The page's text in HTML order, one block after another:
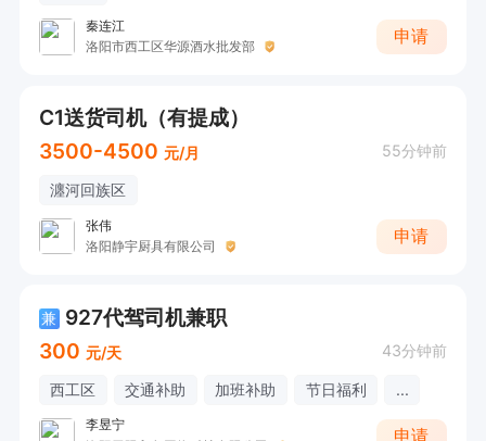
秦连江
洛阳市西工区华源酒水批发部
申请
C1送货司机（有提成）
3500-4500 元/月 55分钟前
瀍河回族区
张伟
洛阳静宇厨具有限公司
申请
兼 927代驾司机兼职
300 元/天 43分钟前
西工区 交通补助 加班补助 节日福利 ...
李昱宁
申请